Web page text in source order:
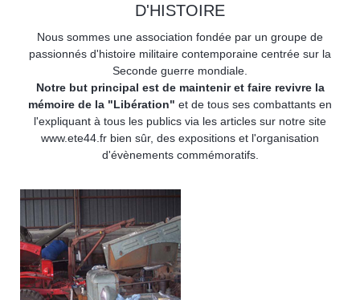
D'HISTOIRE
Nous sommes une association fondée par un groupe de
passionnés d'histoire militaire contemporaine centrée sur la
Seconde guerre mondiale.
Notre but principal est de maintenir et faire revivre la
mémoire de la "Libération" et de tous ses combattants en
l'expliquant à tous les publics via les articles sur notre site
www.ete44.fr bien sûr, des expositions et l'organisation
d'évènements commémoratifs.